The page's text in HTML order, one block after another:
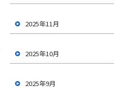
2025年11月
2025年10月
2025年9月